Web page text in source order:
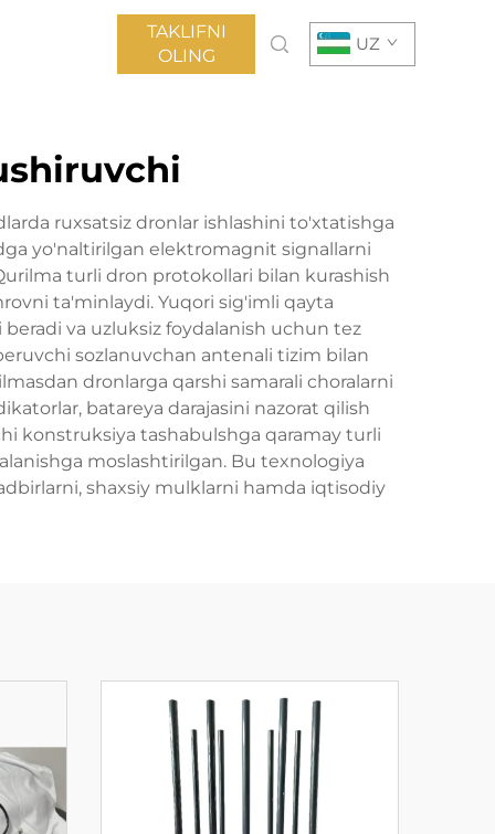
TAKLIFNI
OLING
UZ
ruxsatsiz dronlar ishlashini to'xtatishga
yo'naltirilgan elektromagnit signallarni
turli dron protokollari bilan kurashish
ta'minlaydi. Yuqori sig'imli qayta
va uzluksiz foydalanish uchun tez
sozlanuvchan antenali tizim bilan
dronlarga qarshi samarali choralarni
batareya darajasini nazorat qilish
konstruksiya tashabulshga qaramay turli
moslashtirilgan. Bu texnologiya
shaxsiy mulklarni hamda iqtisodiy